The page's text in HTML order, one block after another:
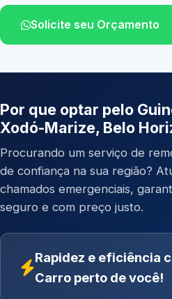
Solicite seu Orçamento
Por que optar pelo
Xodó-Marize, Belo
Procurando um serviço de
de confiança na sua região?
chamados emergenciais,
seguro e com preço justo.
Rapidez e eficiência
Carro perto de você!